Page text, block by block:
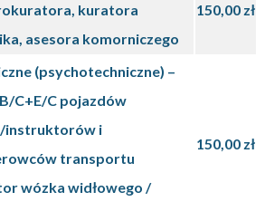
kuratora
asesora komorniczego
150,00 zł
(psychotechniczne) –
C+E/C pojazdów
instruktorów i
transportu
wózka widłowego /
150,00 zł